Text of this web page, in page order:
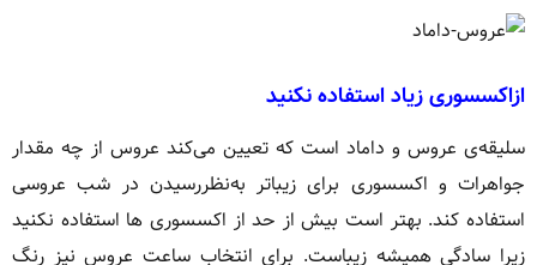
ازاکسسوری زیاد استفاده نکنید
سلیقه‌ی عروس و داماد است که تعیین می‌کند عروس از چه مقدار
جواهرات و اکسسوری برای زیباتر به‌نظررسیدن در شب عروسی
استفاده کند. بهتر است بیش از حد از اکسسوری ها استفاده نکنید
زیرا سادگی همیشه زیباست. برای انتخاب ساعت عروس نیز رنگ